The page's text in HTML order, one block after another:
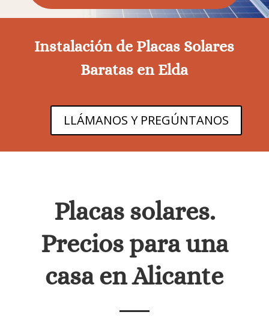
Instalación de Placas Solares
Baratas en Elda
LLÁMANOS Y PREGÚNTANOS
Placas solares.
Precios para una
casa en Alicante